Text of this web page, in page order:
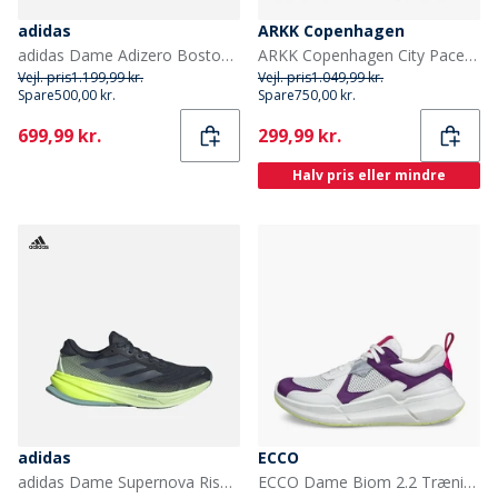
adidas
adidas Dame Adizero Boston 13 Lightstrike Pro Neutrale Løbesko Cloud White/Core Black/Lucid Red
Vejl. pris1.199,99 kr.
Spare500,00 kr.
Current
699,99 kr.
ARKK Copenhagen
ARKK Copenhagen City Pace Sneakers Klar Hvid/Navy Bright White Navy
Vejl. pris1.049,99 kr.
Spare750,00 kr.
Current
299,99 kr.
Halv pris eller mindre
adidas
adidas Dame Supernova Rise 2 Neutrale Løbesko Aurora Ink/Preloved Ink/Semi Green Spark
ECCO
ECCO Dame Biom 2.2 Træningssko Imperial Purple/Hvid/Shadow White